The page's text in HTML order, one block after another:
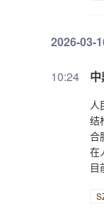
2026-03-
10:24
人
结
合
在
目